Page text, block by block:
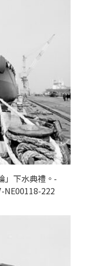
」下水典禮。-
NE00118-222